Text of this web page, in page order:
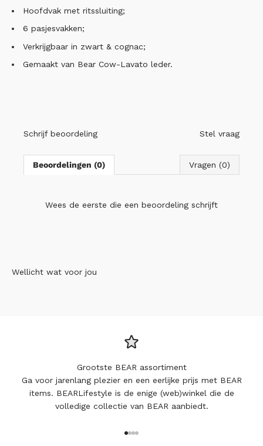
Hoofdvak met ritssluiting;
6 pasjesvakken;
Verkrijgbaar in zwart & cognac;
Gemaakt van Bear Cow-Lavato leder.
Schrijf beoordeling Stel vraag
Beoordelingen (0) Vragen (0)
Wees de eerste die een beoordeling schrijft
Wellicht wat voor jou
Grootste BEAR assortiment
Ga voor jarenlang plezier en een eerlijke prijs met BEAR
items. BEARLifestyle is de enige (web)winkel die de
volledige collectie van BEAR aanbiedt.